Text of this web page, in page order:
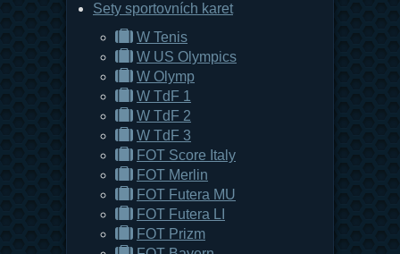
Sety sportovních karet
W Tenis
W US Olympics
W Olymp
W TdF 1
W TdF 2
W TdF 3
FOT Score Italy
FOT Merlin
FOT Futera MU
FOT Futera LI
FOT Prizm